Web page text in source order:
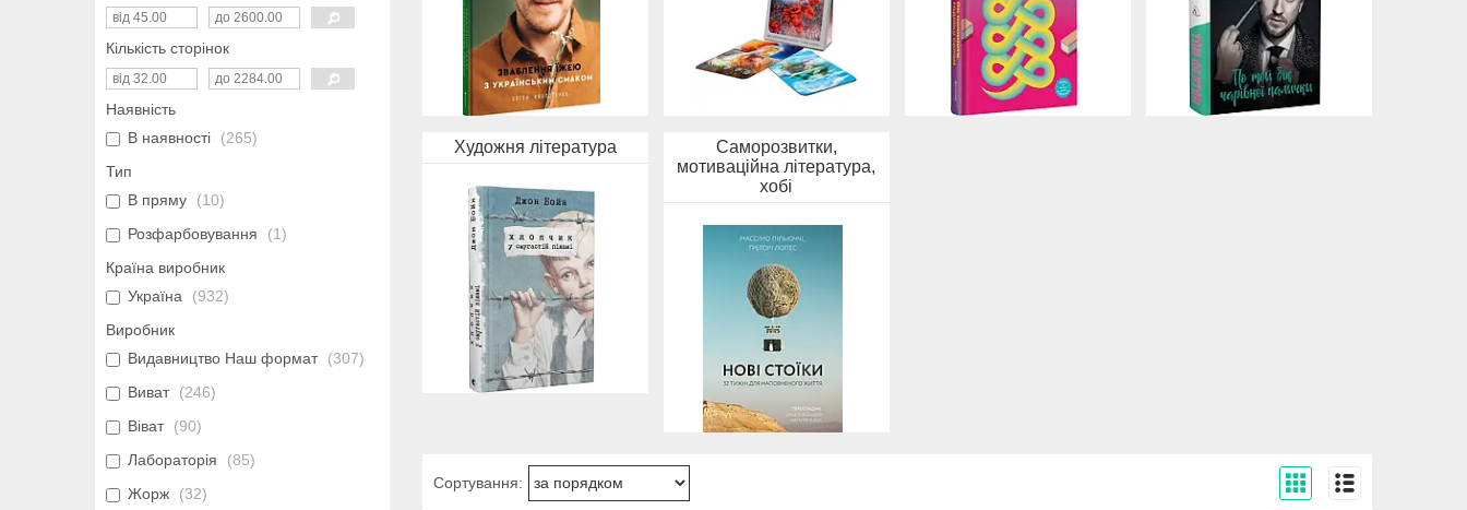
Художня література
Саморозвитки,
мотиваційна література,
хобі
Кількість сторінок
Наявність
В наявності
265
Тип
В пряму
10
Розфарбовування
1
Країна виробник
Україна
932
Виробник
Видавництво Наш формат
307
Виват
246
Віват
90
Лабораторія
85
Жорж
32